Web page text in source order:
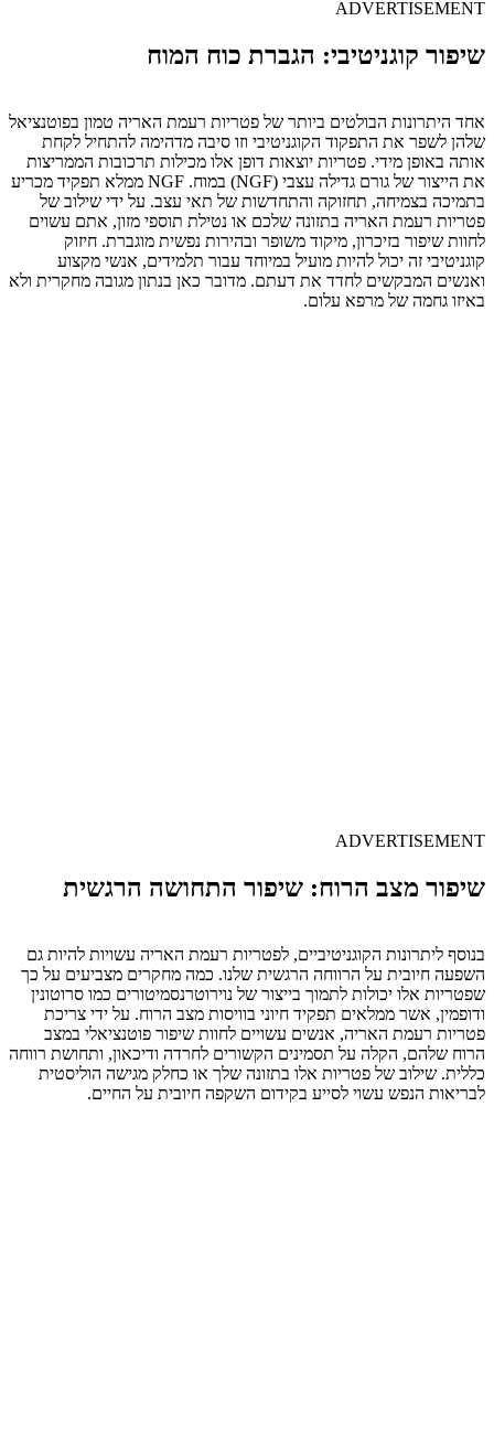
ADVERTISEMENT
שיפור קוגניטיבי: הגברת כוח המוח
אחד היתרונות הבולטים ביותר של פטריות רעמת האריה טמון בפוטנציאל
שלהן לשפר את התפקוד הקוגניטיבי וזו סיבה מדהימה להתחיל לקחת
אותה באופן מידי. פטריות יוצאות דופן אלו מכילות תרכובות הממריצות
את הייצור של גורם גדילה עצבי (NGF) במוח. NGF ממלא תפקיד מכריע
בתמיכה בצמיחה, תחזוקה והתחדשות של תאי עצב. על ידי שילוב של
פטריות רעמת האריה בתזונה שלכם או נטילת תוספי מזון, אתם עשוים
לחוות שיפור בזיכרון, מיקוד משופר ובהירות נפשית מוגברת. חיזוק
קוגניטיבי זה יכול להיות מועיל במיוחד עבור תלמידים, אנשי מקצוע
ואנשים המבקשים לחדד את דעתם. מדובר כאן בנתון מגובה מחקרית ולא
באיזו גחמה של מרפא עלום.
ADVERTISEMENT
שיפור מצב הרוח: שיפור התחושה הרגשית
בנוסף ליתרונות הקוגניטיביים, לפטריות רעמת האריה עשויות להיות גם
השפעה חיובית על הרווחה הרגשית שלנו. כמה מחקרים מצביעים על כך
שפטריות אלו יכולות לתמוך בייצור של נוירוטרנסמיטורים כמו סרוטונין
ודופמין, אשר ממלאים תפקיד חיוני בוויסות מצב הרוח. על ידי צריכת
פטריות רעמת האריה, אנשים עשויים לחוות שיפור פוטנציאלי במצב
הרוח שלהם, הקלה על תסמינים הקשורים לחרדה ודיכאון, ותחושת רווחה
כללית. שילוב של פטריות אלו בתזונה שלך או כחלק מגישה הוליסטית
לבריאות הנפש עשוי לסייע בקידום השקפה חיובית על החיים.